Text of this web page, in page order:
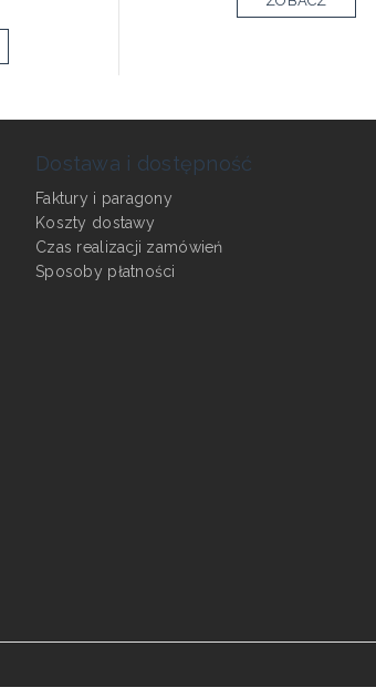
Dostawa i dostępność
Faktury i paragony
Koszty dostawy
Czas realizacji zamówień
Sposoby płatności